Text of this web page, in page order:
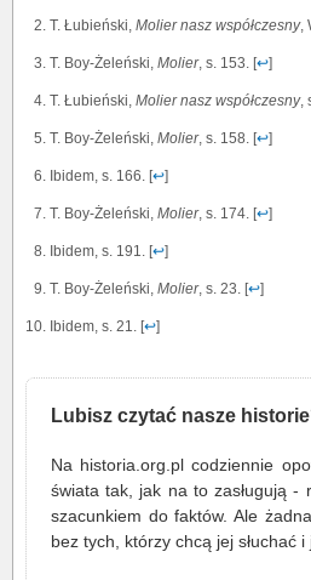
T. Łubieński, Molier nasz współczesny,
T. Boy-Żeleński, Molier, s. 153. [↩]
T. Łubieński, Molier nasz współczesny,
T. Boy-Żeleński, Molier, s. 158. [↩]
Ibidem, s. 166. [↩]
T. Boy-Żeleński, Molier, s. 174. [↩]
Ibidem, s. 191. [↩]
T. Boy-Żeleński, Molier, s. 23. [↩]
Ibidem, s. 21. [↩]
Lubisz czytać nasze
Na historia.org.pl codziennie
świata tak, jak na to zasługują -
szacunkiem do faktów. Ale
bez tych, którzy chcą jej słuchać i